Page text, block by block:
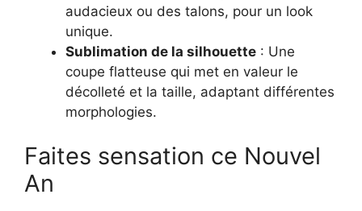
audacieux ou des talons, pour un look
unique.
Sublimation de la silhouette : Une
coupe flatteuse qui met en valeur le
décolleté et la taille, adaptant différentes
morphologies.
Faites sensation ce Nouvel
An